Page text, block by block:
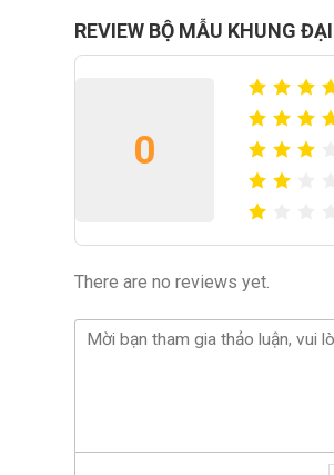
REVIEW BỘ MẪU KHUNG
0
There are no reviews yet.